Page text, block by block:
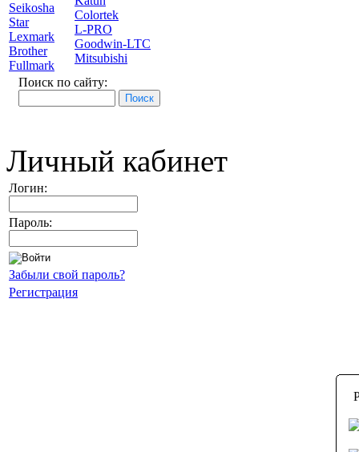
Seikosha
Star
Lexmark
Brother
Fullmark
Colortek
L-PRO
Goodwin-LTC
Mitsubishi
Поиск по сайту:
Личный кабинет
Логин:
Пароль:
Забыли свой пароль?
Регистрация